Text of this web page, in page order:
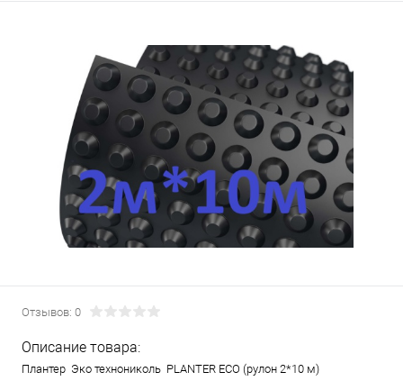
Отзывов: 0
Описание товара:
Плантер Эко технониколь PLANTER ECO (рулон 2*10 м)